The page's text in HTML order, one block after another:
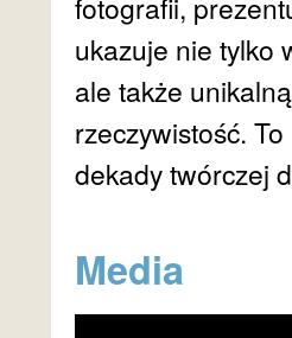
ukazuje nie tylko
ale także
rzeczywistość.
dekady twórczej
Media